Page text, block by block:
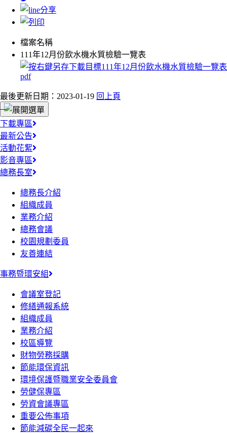
檔案名稱
111年12月份飲水機水質檢驗一覽表
最後更新日期：2023-01-19 回上頁
:::
下載專區
最新公告
活動花絮
影音專區
總務長室
總務長介紹
組織成員
業務介紹
總務會議
校園規劃委員
友善連結
事務暨環安組
會議室登記
修繕通報系統
組織成員
業務介紹
校區導覽
財物勞務採購
節能環保資訊
環境保護暨職業安全委員會
勞健保專區
勞資會議專區
重要公佈事項
節能減碳全民一起來